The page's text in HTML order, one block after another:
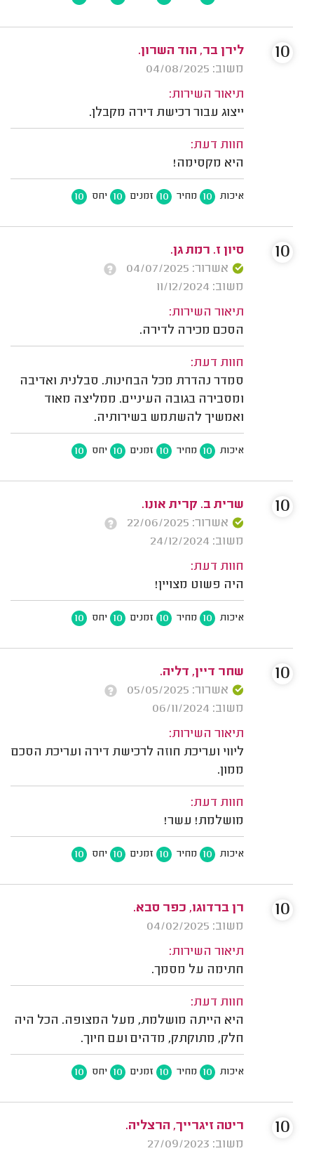
לירן בר, הוד השרון.
משוב: 04/08/2025
תיאור השירות:
ייצוג עבור רכישת דירה מקבלן.
חוות דעת:
היא מקסימה!
איכות 10 מחיר 10 זמנים 10 יחס 10
10
סיון ז. רמת גן.
אשרור: 04/07/2025
משוב: 11/12/2024
תיאור השירות:
הסכם מכירה לדירה.
חוות דעת:
סמדר נהדרת מכל הבחינות. סבלנית ואדיבה
ומסבירה בגובה העיניים. ממליצה מאוד
ואמשיך להשתמש בשירותיה.
איכות 10 מחיר 10 זמנים 10 יחס 10
10
שרית ב. קרית אונו.
אשרור: 22/06/2025
משוב: 24/12/2024
חוות דעת:
היה פשוט מצויין!
איכות 10 מחיר 10 זמנים 10 יחס 10
10
שחר דיין, דליה.
אשרור: 05/05/2025
משוב: 06/11/2024
תיאור השירות:
ליווי ועריכת חוזה לרכישת דירה ועריכת הסכם
ממון.
חוות דעת:
מושלמת! עשר!
איכות 10 מחיר 10 זמנים 10 יחס 10
10
רן ברדוגו, כפר סבא.
משוב: 04/02/2025
תיאור השירות:
חתימה על מסמך.
חוות דעת:
היא הייתה מושלמת, מעל המצופה. הכל היה
חלק, מתוקתק, מדהים ועם חיוך.
איכות 10 מחיר 10 זמנים 10 יחס 10
10
ריטה זיגרייך, הרצליה.
משוב: 27/09/2023
10